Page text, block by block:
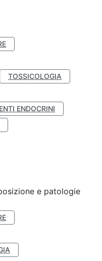
TOSSICOLOGIA
ENDOCRINI
e patologie